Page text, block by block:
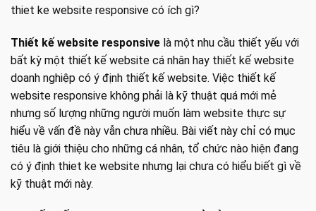
thiet ke website responsive có ích gì?
Thiết kế website responsive là một nhu cầu thiết yếu với
bất kỳ một thiết kế website cá nhân hay thiết kế website
doanh nghiệp có ý định thiết kế website. Việc thiết kế
website responsive không phải là kỹ thuật quá mới mẻ
nhưng số lượng những người muốn làm website thực sự
hiểu về vấn đề này vẫn chưa nhiều. Bài viết này chỉ có mục
tiêu là giới thiệu cho những cá nhân, tổ chức nào hiện đang
có ý định thiet ke website nhưng lại chưa có hiểu biết gì về
kỹ thuật mới này.